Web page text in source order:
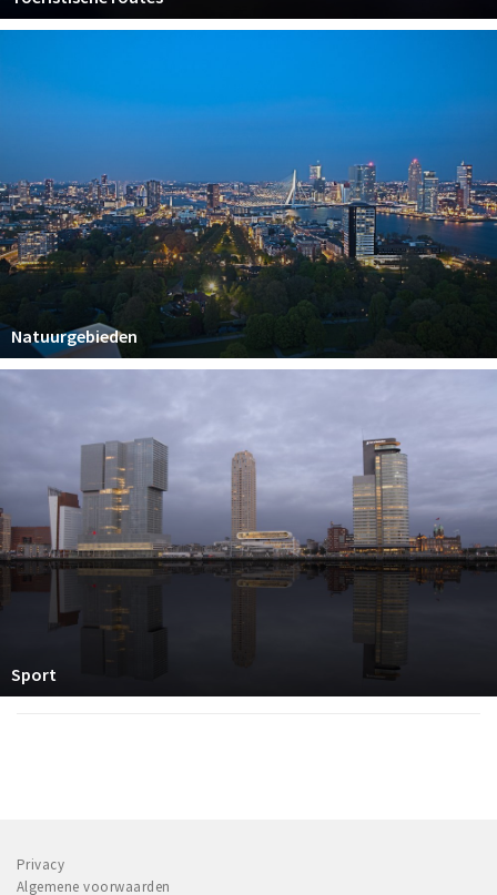
Natuurgebieden
Sport
Privacy
Algemene voorwaarden